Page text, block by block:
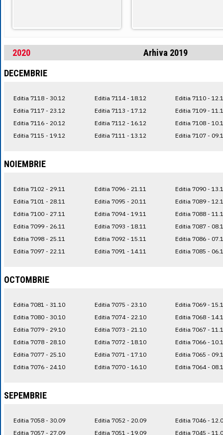
2020
Arhiva 2019
DECEMBRIE
Editia 7118 - 30.12
Editia 7117 - 23.12
Editia 7116 - 20.12
Editia 7115 - 19.12
Editia 7114 - 18.12
Editia 7113 - 17.12
Editia 7112 - 16.12
Editia 7111 - 13.12
Editia 7110 -
Editia 7109 -
Editia 7108 -
Editia 7107 -
NOIEMBRIE
Editia 7102 - 29.11
Editia 7101 - 28.11
Editia 7100 - 27.11
Editia 7099 - 26.11
Editia 7098 - 25.11
Editia 7097 - 22.11
Editia 7096 - 21.11
Editia 7095 - 20.11
Editia 7094 - 19.11
Editia 7093 - 18.11
Editia 7092 - 15.11
Editia 7091 - 14.11
Editia 7090 -
Editia 7089 -
Editia 7088 -
Editia 7087 -
Editia 7086 -
Editia 7085 -
OCTOMBRIE
Editia 7081 - 31.10
Editia 7080 - 30.10
Editia 7079 - 29.10
Editia 7078 - 28.10
Editia 7077 - 25.10
Editia 7076 - 24.10
Editia 7075 - 23.10
Editia 7074 - 22.10
Editia 7073 - 21.10
Editia 7072 - 18.10
Editia 7071 - 17.10
Editia 7070 - 16.10
Editia 7069 -
Editia 7068 -
Editia 7067 -
Editia 7066 -
Editia 7065 -
Editia 7064 -
SEPEMBRIE
Editia 7058 - 30.09
Editia 7057 - 27.09
Editia 7052 - 20.09
Editia 7051 - 19.09
Editia 7046 -
Editia 7045 -